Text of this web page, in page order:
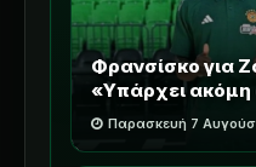
Φρανσίσκο για
«Υπάρχει
Παρασκευή 7